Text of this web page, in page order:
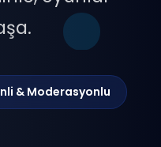
& Moderasyonlu